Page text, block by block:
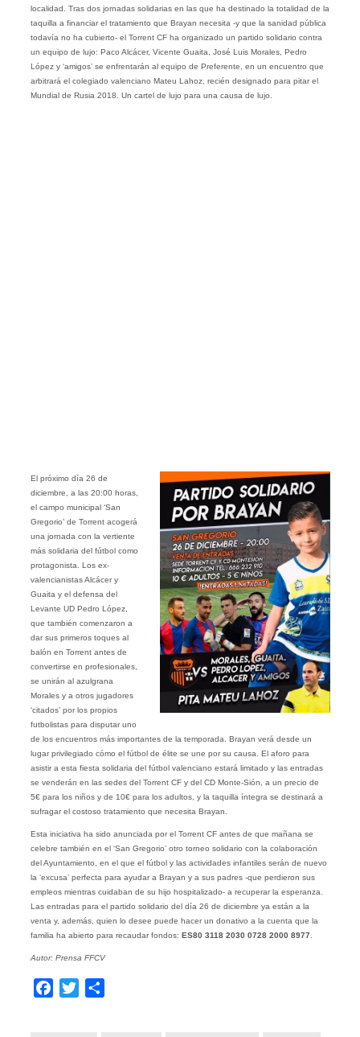
localidad. Tras dos jornadas solidarias en las que ha destinado la totalidad de la
taquilla a financiar el tratamiento que Brayan necesita -y que la sanidad pública
todavía no ha cubierto- el Torrent CF ha organizado un partido solidario contra
un equipo de lujo: Paco Alcácer, Vicente Guaita, José Luis Morales, Pedro
López y ‘amigos’ se enfrentarán al equipo de Preferente, en un encuentro que
arbitrará el colegiado valenciano Mateu Lahoz, recién designado para pitar el
Mundial de Rusia 2018. Un cartel de lujo para una causa de lujo.
El próximo día 26 de
diciembre, a las 20:00 horas,
el campo municipal ‘San
Gregorio’ de Torrent acogerá
una jornada con la vertiente
más solidaria del fútbol como
protagonista. Los ex-
valencianistas Alcácer y
Guaita y el defensa del
Levante UD Pedro López,
que también comenzaron a
dar sus primeros toques al
balón en Torrent antes de
convertirse en profesionales,
se unirán al azulgrana
Morales y a otros jugadores
‘citados’ por los propios
futbolistas para disputar uno
de los encuentros más importantes de la temporada. Brayan verá desde un
lugar privilegiado cómo el fútbol de élite se une por su causa. El aforo para
asistir a esta fiesta solidaria del fútbol valenciano estará limitado y las entradas
se venderán en las sedes del Torrent CF y del CD Monte-Sión, a un precio de
5€ para los niños y de 10€ para los adultos, y la taquilla íntegra se destinará a
sufragar el costoso tratamiento que necesita Brayan.
Esta iniciativa ha sido anunciada por el Torrent CF antes de que mañana se
celebre también en el ‘San Gregorio’ otro torneo solidario con la colaboración
del Ayuntamiento, en el que el fútbol y las actividades infantiles serán de nuevo
la ‘excusa’ perfecta para ayudar a Brayan y a sus padres -que perdieron sus
empleos mientras cuidaban de su hijo hospitalizado- a recuperar la esperanza.
Las entradas para el partido solidario del día 26 de diciembre ya están a la
venta y, además, quien lo desee puede hacer un donativo a la cuenta que la
familia ha abierto para recaudar fondos: ES80 3118 2030 0728 2000 8977.
Autor: Prensa FFCV
Facebook
Twitter